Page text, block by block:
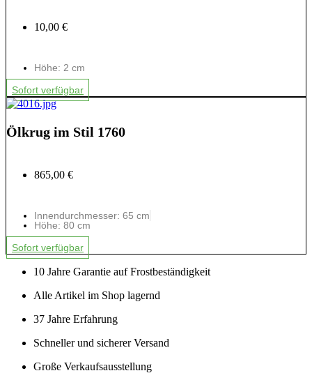
10,00 €
Höhe: 2 cm
Sofort verfügbar
Ölkrug im Stil 1760
865,00 €
Innendurchmesser: 65 cm
Höhe: 80 cm
Sofort verfügbar
10 Jahre Garantie auf Frostbeständigkeit
Alle Artikel im Shop lagernd
37 Jahre Erfahrung
Schneller und sicherer Versand
Große Verkaufsausstellung